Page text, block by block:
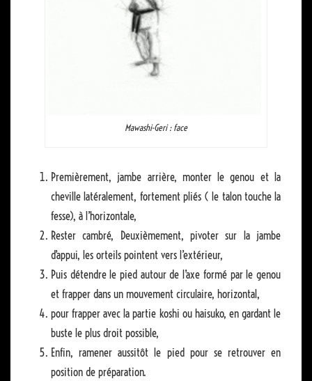
Mawashi-Geri : face
Premièrement, jambe arrière, monter le genou et la
cheville latéralement, fortement pliés ( le talon touche la
fesse), à l’horizontale,
Rester cambré, Deuxièmement, pivoter sur la jambe
d’appui, les orteils pointent vers l’extérieur,
Puis détendre le pied autour de l’axe formé par le genou
et frapper dans un mouvement circulaire, horizontal,
pour frapper avec la partie koshi ou haisuko, en gardant le
buste le plus droit possible,
Enfin, ramener aussitôt le pied pour se retrouver en
position de préparation.